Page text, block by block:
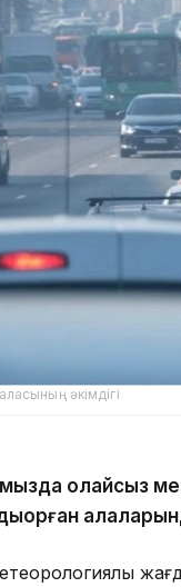
әкімдігі
қолайсыз